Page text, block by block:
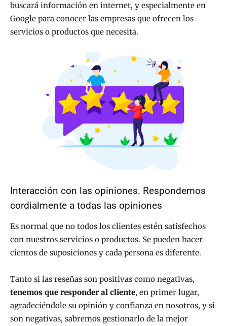
buscará información en internet, y especialmente en
Google para conocer las empresas que ofrecen los
servicios o productos que necesita.
Interacción con las opiniones. Respondemos
cordialmente a todas las opiniones
Es normal que no todos los clientes estén satisfechos
con nuestros servicios o productos. Se pueden hacer
cientos de suposiciones y cada persona es diferente.
Tanto si las reseñas son positivas como negativas,
tenemos que responder al cliente, en primer lugar,
agradeciéndole su opinión y confianza en nosotros, y si
son negativas, sabremos gestionarlo de la mejor